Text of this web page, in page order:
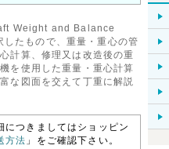
Weight and Balance
たもので、重量・重心の管
計算、修理又は改造後の重
を使用した重量・重心計算
な図面を交えて丁重に解説
につきましてはショッピン
方法 」をご確認下さい。